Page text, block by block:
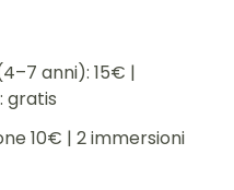
anni): 15€ |
gratis
10€ | 2 immersioni